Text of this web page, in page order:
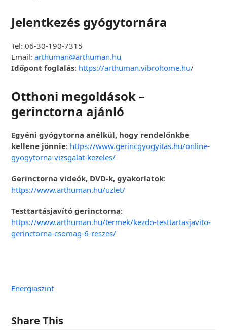
Jelentkezés gyógytornára
Tel: 06-30-190-7315
Email: arthuman@arthuman.hu
Időpont foglalás: https://arthuman.vibrohome.hu/
Otthoni megoldások –
gerinctorna ajánló
Egyéni gyógytorna anélkül, hogy rendelőnkbe
kellene jönnie: https://www.gerincgyogyitas.hu/online-
gyogytorna-vizsgalat-kezeles/
Gerinctorna videók, DVD-k, gyakorlatok:
https://www.arthuman.hu/uzlet/
Testtartásjavító gerinctorna:
https://www.arthuman.hu/termek/kezdo-testtartasjavito-
gerinctorna-csomag-6-reszes/
Energiaszint
Share This